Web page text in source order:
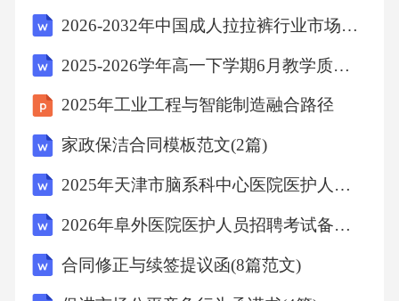
发症预防
3.5.1肺栓塞预防-方法：长期卧床患者使用弹力
袜、间歇充气加压装置。-监测：下肢肿胀、疼
痛、皮肤颜色变化。
3.5.2心律失常预防-方法：避免使用洋地黄类强
心药，监测心电图。-处理：室性心动过速需立
即电复律。
2026-2032年中国成人拉拉裤行业市场全景分析及产业需求研判报告
2025-2026学年高一下学期6月教学质量监控数学试题+答案
2025年工业工程与智能制造融合路径
家政保洁合同模板范文(2篇)
2025年天津市脑系科中心医院医护人员招聘考试试题附答案详解
2026年阜外医院医护人员招聘考试备考题库及答案详解
合同修正与续签提议函(8篇范文)